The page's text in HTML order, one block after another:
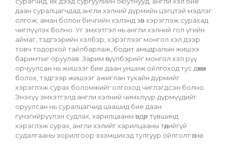
даан суралцагчдад англи хэлний дүрмийн цэгцтэй мэдлэг
олгож, аман болон бичгийн хэлэнд зөв хэрэглэж сурахад
чиглүүлэх болно. Уг эмхэтгэл нь англи хэлний гол үгийн
аймаг, тэдгээрийн хэлбэр, хэрэглээг монгол хэл дээр
товч тодорхой тайлбарлаж, бодит амьдралын жишээ
баримтыг оруулав. Зарим өгүүлбэрийг монгол хэл рүү
орчуулсан нь жишээг бие даан уншиж ойлгоход тус дөхөм
болох, тэдгээр жишээг ажиглан тухайн дүрмийг
хэрэглэж сурах боломжийг олгоход чиглэгдсэн болно.
Энэхүү эмхэтгэлд англи хэлний чимхлүүр дүрмүүдийг
оруулсан нь суралцагчид цаашид бие даан
гүнзгийрүүлэн судлах, харилцааны өндөр түвшинд
хэрэглэж сурах, англи хэлийг харилцааны төдийгүй
судалгааны зорилгоор эзэмшихэд тулгуур ойлголт өгнө.